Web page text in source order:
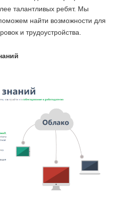
талантливых ребят. Мы
найти возможности для
и трудоустройства.